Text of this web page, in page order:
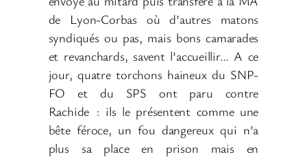
de Lyon-Corbas où d’autres matons
syndiqués ou pas, mais bons camarades
et revanchards, savent l’accueillir… A ce
jour, quatre torchons haineux du SNP-
FO et du SPS ont paru contre
Rachide : ils le présentent comme une
bête féroce, un fou dangereux qui n’a
plus sa place en prison mais en